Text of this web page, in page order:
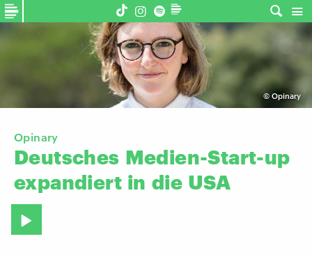
© Opinary
Opinary
Deutsches Medien-Start-up
expandiert in die USA